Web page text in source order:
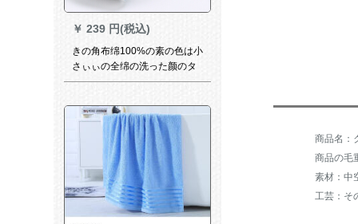
￥ 239 円(税込)
きの角布绵100%の素の色は小
さぃぃの全绵の洗った颜のタ
オルを使って、タオルを拭い
商品の毛
素材：中
工芸：そ